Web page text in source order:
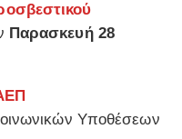
Παρασκευή 28
Υποθέσεων